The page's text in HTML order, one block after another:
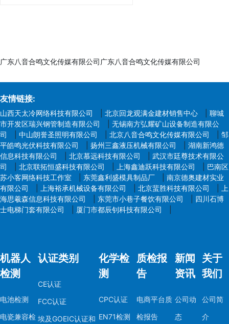
广东八音合鸣文化传媒有限公司广东八音合鸣文化传媒有限公司
友情链接:
山西天太冷网络科技有限公司 北京回龙观满金建材销售中心
聊城
市开发区瑞兴钢管制造有限公司
无锡南方弘耀矿山设备制造有限公
司
中山朗誉圣照明有限公司 北京八音合鸣文化传媒有限公司
邹
平皓鸣光伏科技有限公司
扬州三鑫液压机械有限公司
湖南新鸿德
信息科技有限公司
北京慕远科技有限公司
武汉市廷尊技术有限公
司
北京联拓恒盛科技有限公司 上海鑫迪跃科技有限公司
巴南区
苏小客网络科技工作室
东莞鑫利盛模具制品厂
南京德奥建材实业
有限公司
上海裕承机械设备有限公司 北京蜚胜科技有限公司
上
海思羲森信息科技有限公司
东莞市小巷子餐饮有限公司
四川石博
士电梯门套有限公司
厦门市都辰钊科技有限公司
机器人
检测
电池检测
电瓷兼容检
认证类别
CE认证
FCC认证
埃及GOEIC认证和
化学检
测
CPC认证
EN71检测
质检报
告
电商平台质
检报告
新闻
资讯
公司动
态
关于
我们
公司简
介